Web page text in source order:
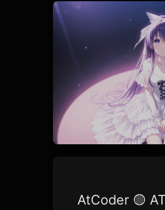
AtCoder 🟡